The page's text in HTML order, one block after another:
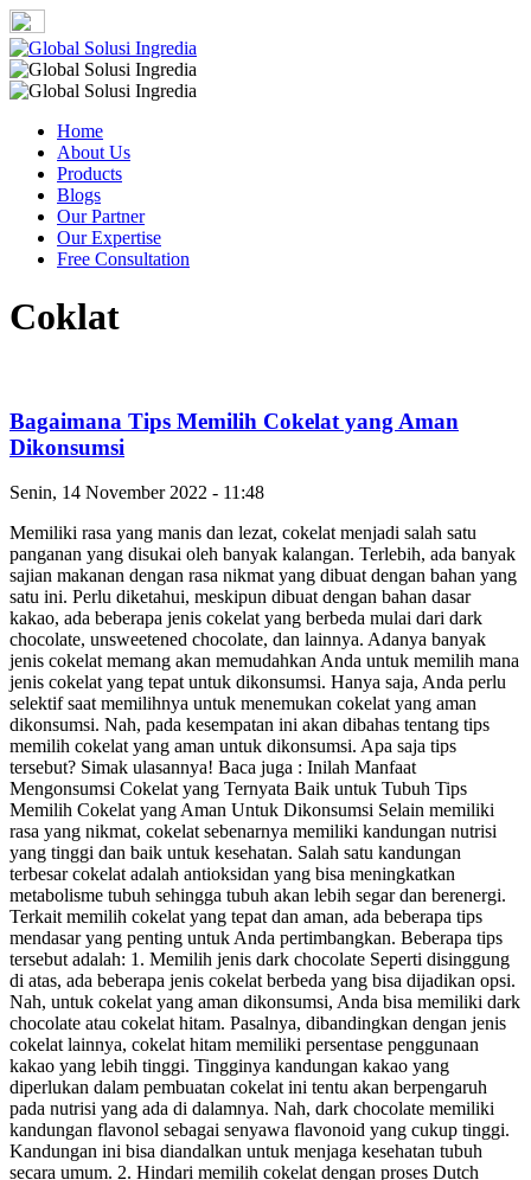
Home
About Us
Products
Blogs
Our Partner
Our Expertise
Free Consultation
Coklat
Bagaimana Tips Memilih Cokelat yang Aman
Dikonsumsi
Senin, 14 November 2022 - 11:48
Memiliki rasa yang manis dan lezat, cokelat menjadi salah satu
panganan yang disukai oleh banyak kalangan. Terlebih, ada banyak
sajian makanan dengan rasa nikmat yang dibuat dengan bahan yang
satu ini. Perlu diketahui, meskipun dibuat dengan bahan dasar
kakao, ada beberapa jenis cokelat yang berbeda mulai dari dark
chocolate, unsweetened chocolate, dan lainnya. Adanya banyak
jenis cokelat memang akan memudahkan Anda untuk memilih mana
jenis cokelat yang tepat untuk dikonsumsi. Hanya saja, Anda perlu
selektif saat memilihnya untuk menemukan cokelat yang aman
dikonsumsi. Nah, pada kesempatan ini akan dibahas tentang tips
memilih cokelat yang aman untuk dikonsumsi. Apa saja tips
tersebut? Simak ulasannya! Baca juga : Inilah Manfaat
Mengonsumsi Cokelat yang Ternyata Baik untuk Tubuh Tips
Memilih Cokelat yang Aman Untuk Dikonsumsi Selain memiliki
rasa yang nikmat, cokelat sebenarnya memiliki kandungan nutrisi
yang tinggi dan baik untuk kesehatan. Salah satu kandungan
terbesar cokelat adalah antioksidan yang bisa meningkatkan
metabolisme tubuh sehingga tubuh akan lebih segar dan berenergi.
Terkait memilih cokelat yang tepat dan aman, ada beberapa tips
mendasar yang penting untuk Anda pertimbangkan. Beberapa tips
tersebut adalah: 1. Memilih jenis dark chocolate Seperti disinggung
di atas, ada beberapa jenis cokelat berbeda yang bisa dijadikan opsi.
Nah, untuk cokelat yang aman dikonsumsi, Anda bisa memiliki dark
chocolate atau cokelat hitam. Pasalnya, dibandingkan dengan jenis
cokelat lainnya, cokelat hitam memiliki persentase penggunaan
kakao yang lebih tinggi. Tingginya kandungan kakao yang
diperlukan dalam pembuatan cokelat ini tentu akan berpengaruh
pada nutrisi yang ada di dalamnya. Nah, dark chocolate memiliki
kandungan flavonol sebagai senyawa flavonoid yang cukup tinggi.
Kandungan ini bisa diandalkan untuk menjaga kesehatan tubuh
secara umum. 2. Hindari memilih cokelat dengan proses Dutch